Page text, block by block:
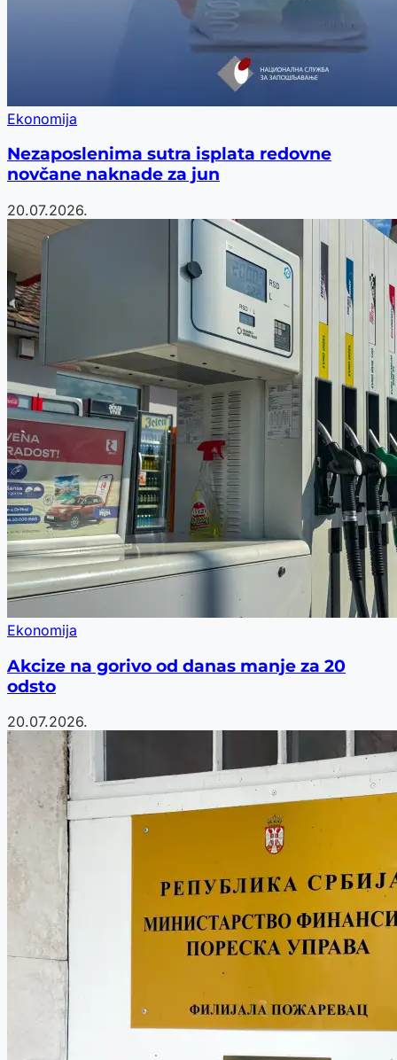
Ekonomija
Nezaposlenima sutra isplata redovne
novčane naknade za jun
20.07.2026.
Ekonomija
Akcize na gorivo od danas manje za 20
odsto
20.07.2026.